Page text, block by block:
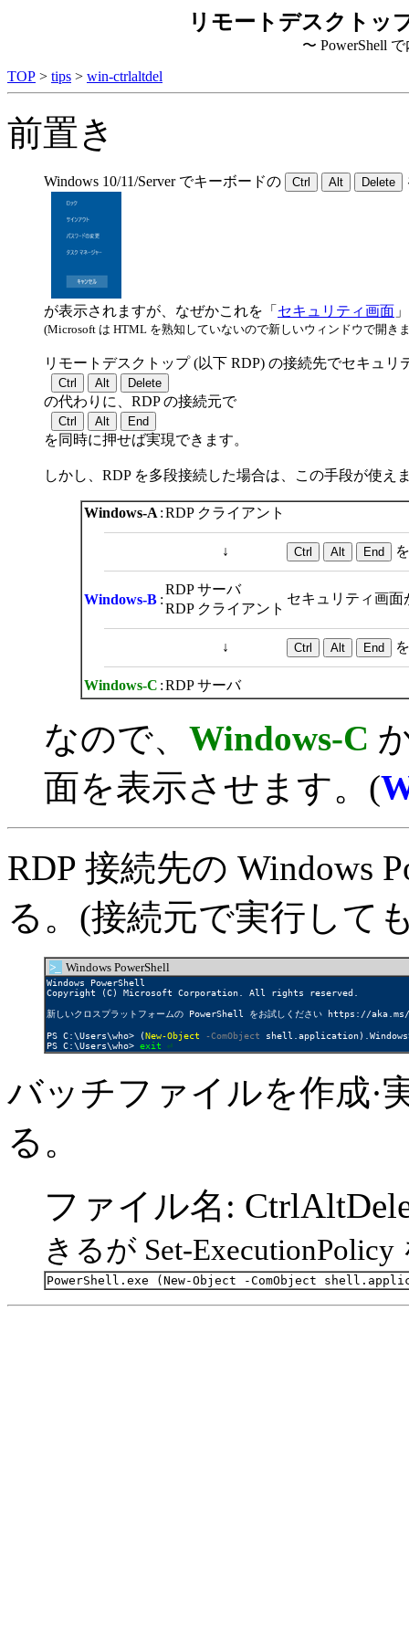
リモートデスクトッ
〜 PowerShell
TOP > tips > win-ctrlaltdel
前置き
Windows 10/11/Server でキーボードの
が表示されますが、なぜかこれを「 セキュリティ画面
(Microsoft は HTML を熟知していないので新しいウィンドウで開き
リモートデスクトップ (以下 RDP) の接続先でセキュリ
の代わりに、RDP の接続元で
を同時に押せば実現できます。
しかし、RDP を多段接続した場合は、この手段が使え
Windows-A :RDP クライアント
↓
Windows-B :
RDP サーバ
RDP クライアント
セキュリティ画面
↓ を
Windows-C :RDP サーバ
なので、 Windows-C
面を表示させます。(
RDP 接続先の Windows
る。(接続元で実行して
>_ Windows PowerShell
Windows PowerShell
Copyright (C) Microsoft Corporation. All rights reserved.
新しいクロスプラットフォームの PowerShell をお試しください https://
PS C:\Users\who> (New-Object -ComObject
PS C:\Users\who> exit ⏎
バッチファイルを作成·
る。
ファイル名:
きるが Set-